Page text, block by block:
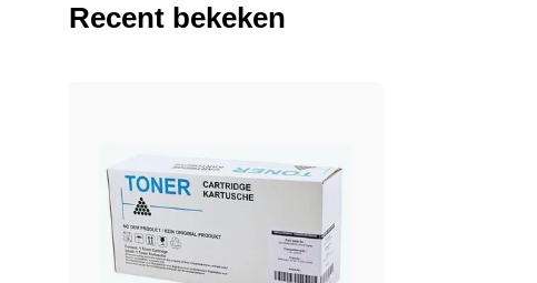
Recent bekeken